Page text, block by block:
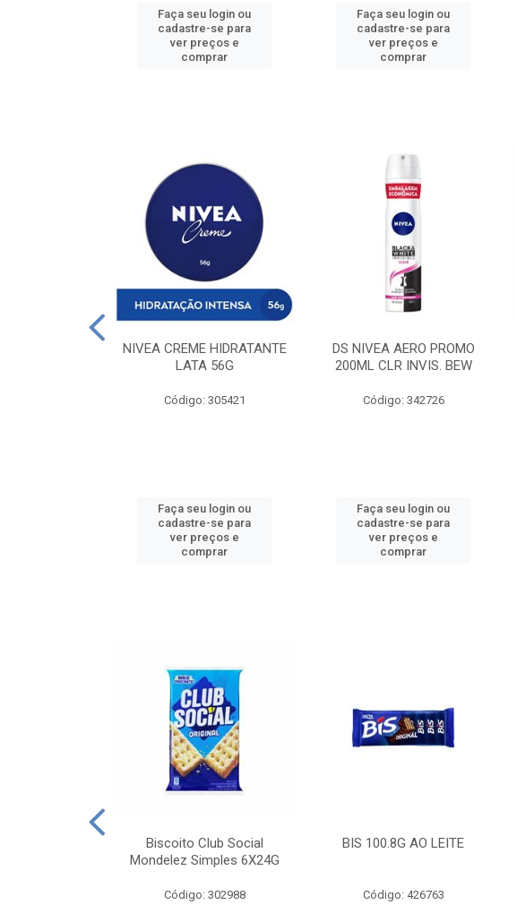
Faça seu login ou
cadastre-se para
ver preços e
comprar
Faça seu login ou
cadastre-se para
ver preços e
comprar
NIVEA CREME HIDRATANTE
LATA 56G
Código: 305421
Faça seu login ou
cadastre-se para
ver preços e
comprar
DS NIVEA AERO PROMO
200ML CLR INVIS. BEW
Código: 342726
Faça seu login ou
cadastre-se para
ver preços e
comprar
Biscoito Club Social
Mondelez Simples 6X24G
Código: 302988
BIS 100.8G AO LEITE
Código: 426763